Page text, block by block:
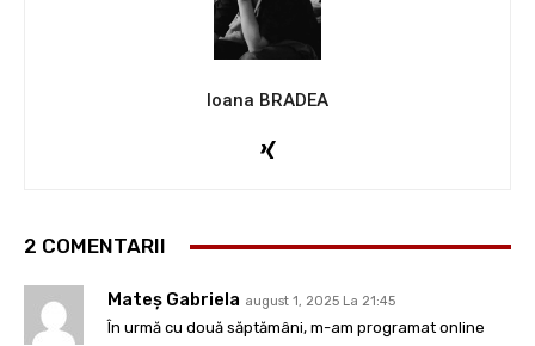
Ioana BRADEA
2 COMENTARII
Mateș Gabriela august 1, 2025 La 21:45
În urmă cu două săptămâni, m-am programat online